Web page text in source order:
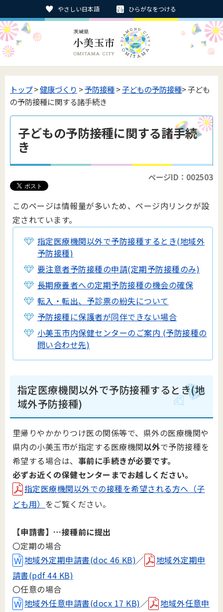
やさしい日本語 ひらがなをつける
トップ>健康づくり >予防接種>子どもの予防接種> 子ども
の予防接種に関する諸手続き
子どもの予防接種に関する諸手続
き
ページID：002503
このページは情報量が多いため、ページ内リンクが設
定されています。
指定医療機関以外で予防接種するとき(地域外
予防接種)
要注意者予防接種の申請(定期予防接種のみ)
長期療養者への定期予防接種の機会の確保
転入・転出、予診票の紛失について
予防接種に保護者が同伴できない場合
小美玉市内保健センターのご案内 (予防接種の
問い合わせ先)
指定医療機関以外で予防接種するとき(地
域外予防接種)
里帰りやかかりつけ医の関係等で、県外の医療機関や
県内の小美玉市が指定する医療機関以外で予防接種を
希望する場合は、 事前に手続きが必要です。
必ずお近くの保健センターまでお越しください。
指定医療機関以外での接種を希望される方へ（子
ども用） をご覧ください。
【申請書】…接種前に提出
〇定期の場合
地域外定期申請書(doc 46 KB)／
地域外定期申
請書(pdf 44 KB)
〇任意の場合
地域外任意申請書(docx 17 KB)／
地域外任意申